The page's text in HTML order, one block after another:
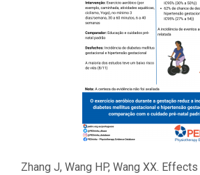
Zhang J, Wang HP, Wang XX.